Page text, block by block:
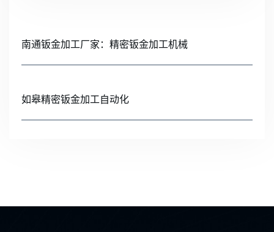
南通钣金加工厂家：精密钣金加工机械
如皋精密钣金加工自动化